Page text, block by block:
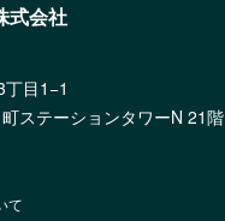
式会社
目1−1
ステーションタワーN 21階
て